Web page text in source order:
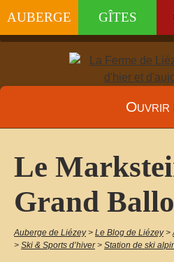
AUBERGE GÎTES
Ouvrir
Le
Grand
Auberge de Liézey > Le Blog de Liézey >
> Ski & Sports d’hiver > Station de ski